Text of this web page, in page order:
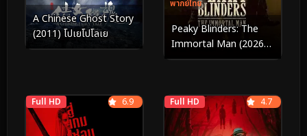
A Chinese Ghost Story
(2011) โปเยโปโลเย
พากย์ไทย
Peaky Blinders: The
Immortal Man (2026)
พีกี้ ไบลน์เดอร์ส: ชายผู้เป็น
Full HD 6.9 Full HD 4.7